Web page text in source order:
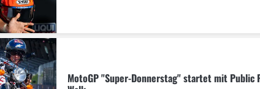
MotoGP "Super-Donnerstag" startet mit Public